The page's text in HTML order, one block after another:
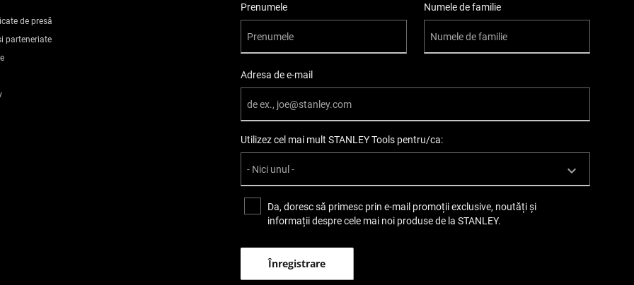
de presă
parteneriate
User Details
Prenumele Numele de familie
Adresa de e-mail
Utilizez cel mai mult STANLEY Tools pentru/ca:
Da, doresc să primesc prin e-mail promoții exclusive, noutăți și
informații despre cele mai noi produse de la STANLEY.